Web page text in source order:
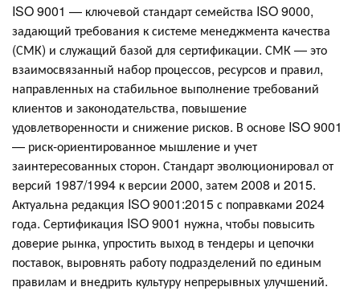
ISO 9001 — ключевой стандарт семейства ISO 9000,
задающий требования к системе менеджмента качества
(СМК) и служащий базой для сертификации. СМК — это
взаимосвязанный набор процессов, ресурсов и правил,
направленных на стабильное выполнение требований
клиентов и законодательства, повышение
удовлетворенности и снижение рисков. В основе ISO 9001
— риск-ориентированное мышление и учет
заинтересованных сторон. Стандарт эволюционировал от
версий 1987/1994 к версии 2000, затем 2008 и 2015.
Актуальна редакция ISO 9001:2015 с поправками 2024
года. Сертификация ISO 9001 нужна, чтобы повысить
доверие рынка, упростить выход в тендеры и цепочки
поставок, выровнять работу подразделений по единым
правилам и внедрить культуру непрерывных улучшений.